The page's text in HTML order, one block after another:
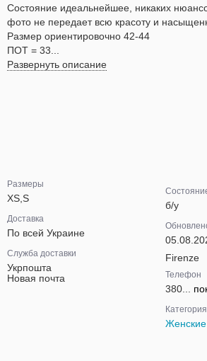
Состояние идеальнейшее, никаких
фото не передает всю красоту и
Размер ориентировочно 42-44
ПОТ = 33...
Развернуть описание
Размеры
XS,S
Доставка
По всей Украине
Служба доставки
Укрпошта
Новая почта
б/у
Firenze
Телефон
380...
Категория
Женские